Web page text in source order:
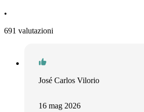
•
691 valutazioni
José Carlos Vilorio
16 mag 2026